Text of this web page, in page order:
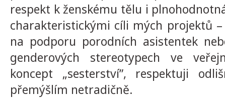
respekt k ženskému tělu i
charakteristickými cíli mých projektů
na podporu porodních asistentek
genderových stereotypech ve
koncept „sesterství”, respektuji
přemýšlím netradičně.